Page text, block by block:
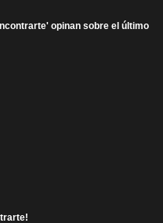
opinan sobre el último